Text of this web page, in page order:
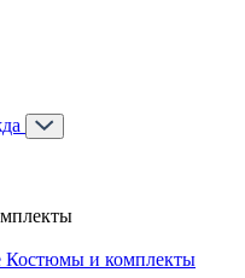
Костюмы и комплекты